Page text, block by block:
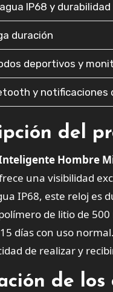
IP68 y durabilidad
duración
deportivos y
y notificaciones
del
Inteligente Hombre
una visibilidad
IP68, este reloj es
de litio de
días con uso
de realizar y
de